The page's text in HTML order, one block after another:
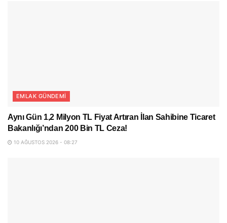
EMLAK GÜNDEMI
Aynı Gün 1,2 Milyon TL Fiyat Artıran İlan Sahibine Ticaret
Bakanlığı’ndan 200 Bin TL Ceza!
10 AĞUSTOS 2026 - 08:27